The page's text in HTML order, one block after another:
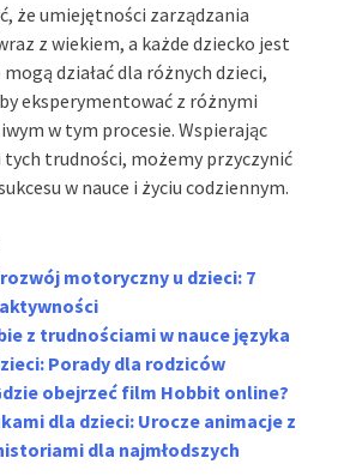
że umiejętności zarządzania
z wiekiem, a każde dziecko jest
działać dla różnych dzieci,
eksperymentować z różnymi
w tym procesie. Wspierając
trudności, możemy przyczynić
w nauce i życiu codziennym.
motoryczny u dzieci: 7
z trudnościami w nauce języka
Porady dla rodziców
obejrzeć film Hobbit online?
dla dzieci: Urocze animacje z
dla najmłodszych